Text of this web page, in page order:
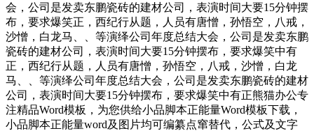
会，公司是发卖东鹏瓷砖的建材公司，表演时间大要15分钟摆
布，要求爆笑正，西纪行从题，人员有唐憎，孙悟空，八戒，
沙憎，白龙马、、等演绎公司年度总结大会，公司是发卖东鹏
瓷砖的建材公司，表演时间大要15分钟摆布，要求爆笑中有
正，西纪行从题，人员有唐憎，孙悟空，八戒，沙憎，白龙
马、、等演绎公司年度总结大会，公司是发卖东鹏瓷砖的建材
公司，表演时间大要15分钟摆布，要求爆笑中有正熊猫办公专
注精品Word模板，为您供给小品脚本正能量Word模板下载，
小品脚本正能量word及图片均可编纂点窜替代，公式及文字